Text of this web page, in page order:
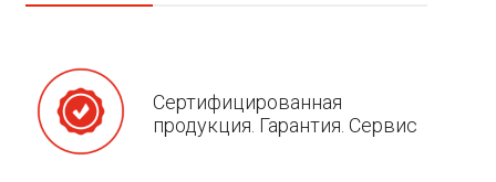
Сертифицированная
продукция. Гарантия. Сервис